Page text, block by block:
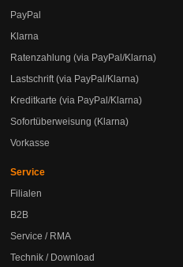
PayPal
Klarna
Ratenzahlung (via PayPal/Klarna)
Lastschrift (via PayPal/Klarna)
Kreditkarte (via PayPal/Klarna)
Sofortüberweisung (Klarna)
Vorkasse
Service
Filialen
B2B
Service / RMA
Technik / Download